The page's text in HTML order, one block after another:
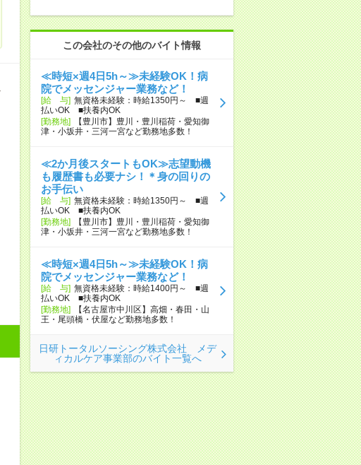
この会社のその他のバイト情報
≪時短×週4日5h～≫未経験OK！病
院でメッセンジャー業務など！
[給 与] 無資格未経験：時給1350円～ ■週
払いOK ■扶養内OK
[勤務地]
【豊川市】豊川・豊川稲荷・愛知御
津・小坂井・三河一宮など勤務地多数！
≪2か月後スタートもOK≫志望動機
も履歴書も必要ナシ！＊身の回りの
お手伝い
[給 与] 無資格未経験：時給1350円～ ■週
払いOK ■扶養内OK
[勤務地]
【豊川市】豊川・豊川稲荷・愛知御
津・小坂井・三河一宮など勤務地多数！
≪時短×週4日5h～≫未経験OK！病
院でメッセンジャー業務など！
[給 与] 無資格未経験：時給1400円～ ■週
払いOK ■扶養内OK
[勤務地]
【名古屋市中川区】高畑・春田・山
王・尾頭橋・伏屋など勤務地多数！
日研トータルソーシング株式会社 メデ
ィカルケア事業部のバイト一覧へ